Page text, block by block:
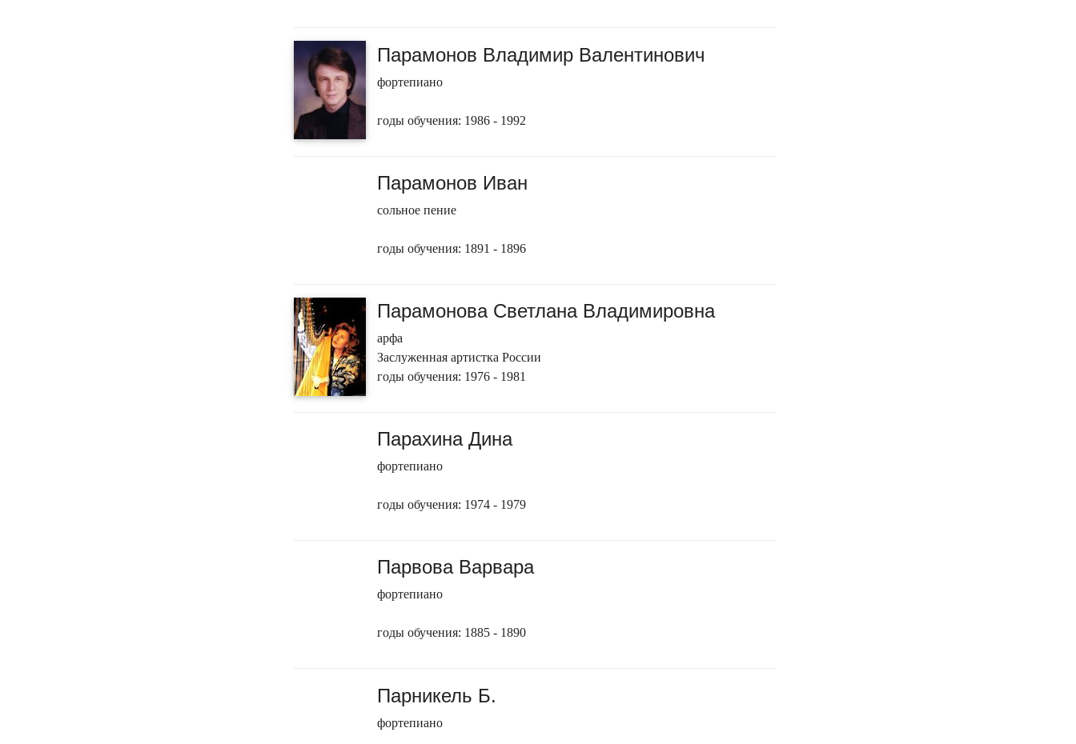
Парамонов Владимир Валентинович
фортепиано
годы обучения: 1986 - 1992
Парамонов Иван
сольное пение
годы обучения: 1891 - 1896
Парамонова Светлана Владимировна
арфа
Заслуженная артистка России
годы обучения: 1976 - 1981
Парахина Дина
фортепиано
годы обучения: 1974 - 1979
Парвова Варвара
фортепиано
годы обучения: 1885 - 1890
Парникель Б.
фортепиано